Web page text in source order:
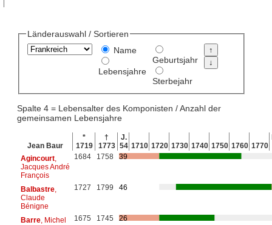
Länderauswahl / Sortieren
Name
Lebensjahre
Geburtsjahr
Sterbejahr
Spalte 4 = Lebensalter des Komponisten / Anzahl der
gemeinsamen Lebensjahre
Jean Baur
*
1719
†
1773
J.
54 1710 1720 1730 1740 1750 1760 1770
Agincourt,
Jacques André
François
1684 1758 39
Balbastre,
Claude
Bénigne
1727 1799 46
Barre, Michel 1675 1745
26